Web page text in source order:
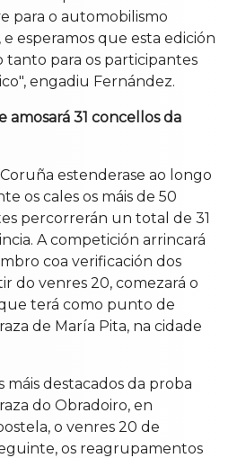
para o automobilismo
esperamos que esta edición
tanto para os participantes
engadiu Fernández.
31 concellos da
estenderase ao longo
os cales os máis de 50
percorrerán un total de 31
A competición arrincará
coa verificación dos
do venres 20, comezará o
terá como punto de
de María Pita, na cidade
máis destacados da proba
do Obradoiro, en
o venres 20 de
os reagrupamentos